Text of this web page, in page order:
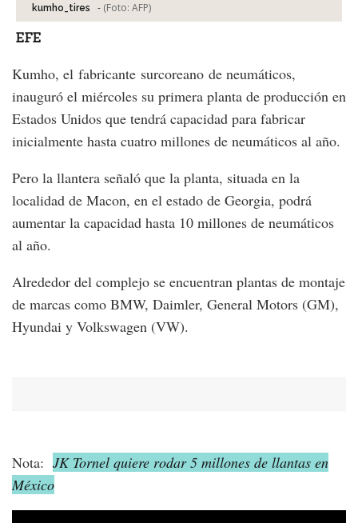
kumho_tires - (Foto: AFP)
EFE
Kumho, el fabricante surcoreano de neumáticos,
inauguró el miércoles su primera planta de producción en
Estados Unidos que tendrá capacidad para fabricar
inicialmente hasta cuatro millones de neumáticos al año.
Pero la llantera señaló que la planta, situada en la
localidad de Macon, en el estado de Georgia, podrá
aumentar la capacidad hasta 10 millones de neumáticos
al año.
Alrededor del complejo se encuentran plantas de montaje
de marcas como BMW, Daimler, General Motors (GM),
Hyundai y Volkswagen (VW).
Nota: JK Tornel quiere rodar 5 millones de llantas en
México